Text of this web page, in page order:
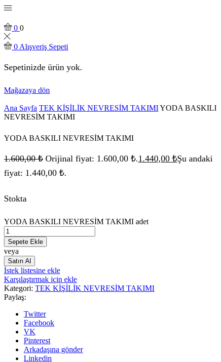
0 0
0 Alışveriş Sepeti
Sepetinizde ürün yok.
Mağazaya dön
Ana Sayfa TEK KİŞİLİK NEVRESİM TAKIMIYODA BASKILI
NEVRESİM TAKIMI
YODA BASKILI NEVRESİM TAKIMI
1.600,00₺ Orijinal fiyat: 1.600,00 ₺.1.440,00 ₺Şu andaki
fiyat: 1.440,00 ₺.
Stokta
YODA BASKILI NEVRESİM TAKIMI adet
Sepete Ekle
veya
Satın Al
İstek listesine ekle
Karşılaştırmak için ekle
Kategori: TEK KİŞİLİK NEVRESİM TAKIMI
Paylaş:
Twitter
Facebook
VK
Pinterest
Arkadaşına gönder
Linkedin